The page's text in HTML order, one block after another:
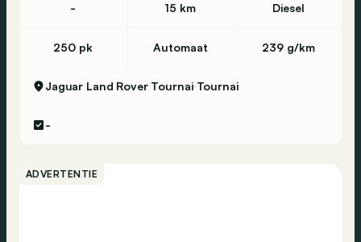
- 15 km Diesel
250 pk Automaat 239 g/km
Jaguar Land Rover Tournai Tournai
-
ADVERTENTIE